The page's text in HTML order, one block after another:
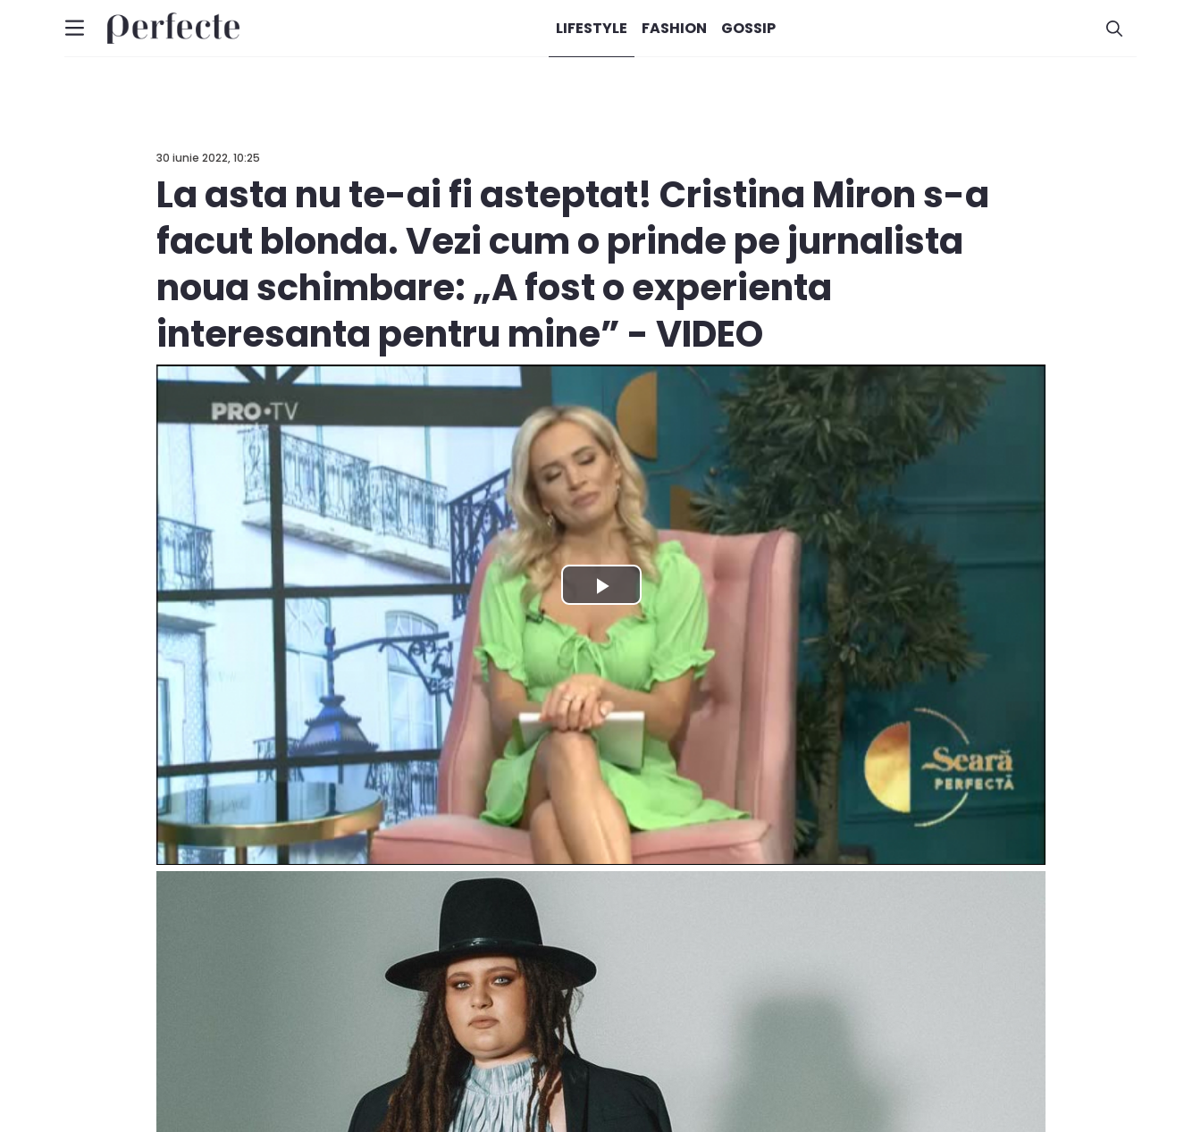
LIFESTYLE FASHION GOSSIP
30 iunie 2022, 10:25
La asta nu te-ai fi asteptat! Cristina Miron s-a
facut blonda. Vezi cum o prinde pe jurnalista
noua schimbare: „A fost o experienta
interesanta pentru mine” - VIDEO